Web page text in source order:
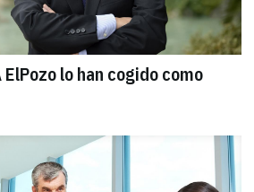
lo han cogido como